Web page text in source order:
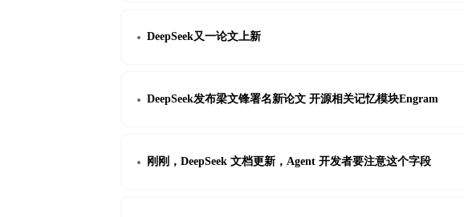
DeepSeek又一论文上新
DeepSeek发布梁文锋署名新论文 开源相关记忆模块Engram
刚刚，DeepSeek 文档更新，Agent 开发者要注意这个字段